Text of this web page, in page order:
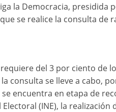
la Democracia, presidida
se realice la consulta de
del 3 por ciento de
consulta se lleve a cabo,
encuentra en etapa de
(INE), la realización